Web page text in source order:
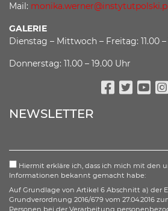
Mail: monika.werner@instytutpolski.pl
GALERIE
Dienstag – Mittwoch – Freitag: 11.00 –
Donnerstag: 11.00 – 19.00 Uhr
NEWSLETTER
Hiermit erkläre ich, dass ich mich mit den
Informationen bekannt gemacht habe:
Auf Grundlage von Artikel 6 Abschnitt a) der
Grundverordnung 2016/679 vom 27.04.2016